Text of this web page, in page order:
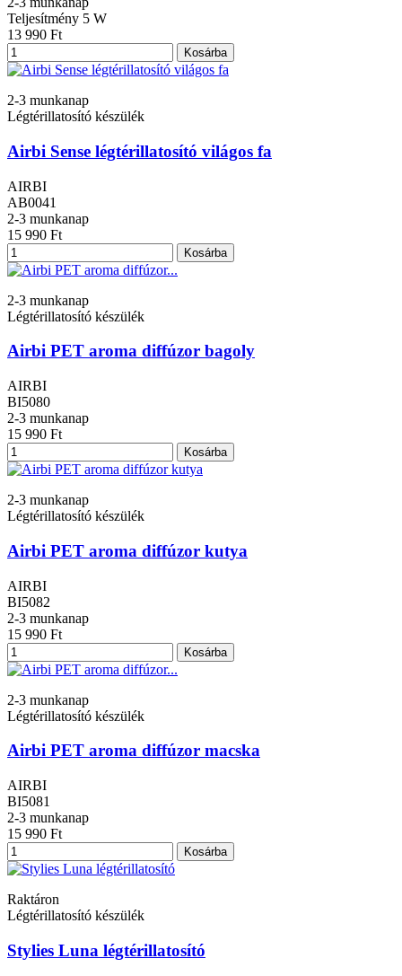
Teljesítmény 5 W
13 990 Ft
Kosárba
2-3 munkanap
Légtérillatosító készülék
Airbi Sense légtérillatosító világos fa
AIRBI
AB0041
2-3 munkanap
15 990 Ft
Kosárba
2-3 munkanap
Légtérillatosító készülék
Airbi PET aroma diffúzor bagoly
AIRBI
BI5080
2-3 munkanap
15 990 Ft
Kosárba
2-3 munkanap
Légtérillatosító készülék
Airbi PET aroma diffúzor kutya
AIRBI
BI5082
2-3 munkanap
15 990 Ft
Kosárba
2-3 munkanap
Légtérillatosító készülék
Airbi PET aroma diffúzor macska
AIRBI
BI5081
2-3 munkanap
15 990 Ft
Kosárba
Raktáron
Légtérillatosító készülék
Stylies Luna légtérillatosító